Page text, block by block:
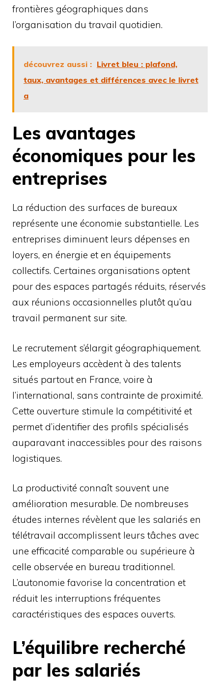
frontières géographiques dans
l’organisation du travail quotidien.
découvrez aussi : Livret bleu : plafond,
taux, avantages et différences avec le livret
a
Les avantages
économiques pour les
entreprises
La réduction des surfaces de bureaux
représente une économie substantielle. Les
entreprises diminuent leurs dépenses en
loyers, en énergie et en équipements
collectifs. Certaines organisations optent
pour des espaces partagés réduits, réservés
aux réunions occasionnelles plutôt qu’au
travail permanent sur site.
Le recrutement s’élargit géographiquement.
Les employeurs accèdent à des talents
situés partout en France, voire à
l’international, sans contrainte de proximité.
Cette ouverture stimule la compétitivité et
permet d’identifier des profils spécialisés
auparavant inaccessibles pour des raisons
logistiques.
La productivité connaît souvent une
amélioration mesurable. De nombreuses
études internes révèlent que les salariés en
télétravail accomplissent leurs tâches avec
une efficacité comparable ou supérieure à
celle observée en bureau traditionnel.
L’autonomie favorise la concentration et
réduit les interruptions fréquentes
caractéristiques des espaces ouverts.
L’équilibre recherché
par les salariés